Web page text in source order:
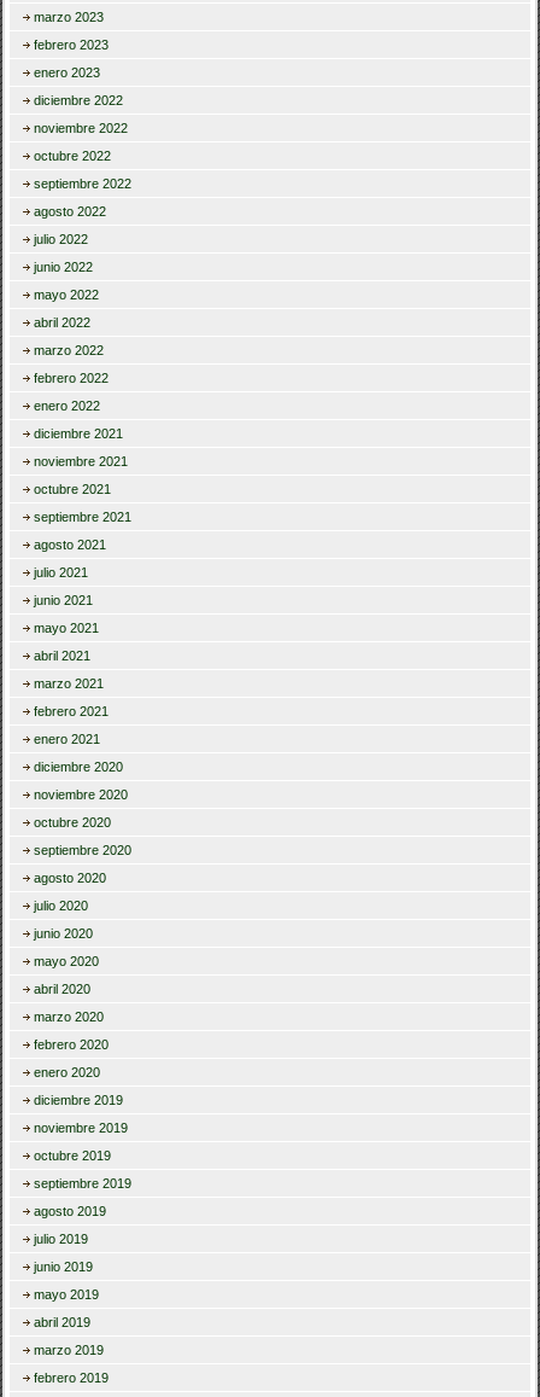
marzo 2023
febrero 2023
enero 2023
diciembre 2022
noviembre 2022
octubre 2022
septiembre 2022
agosto 2022
julio 2022
junio 2022
mayo 2022
abril 2022
marzo 2022
febrero 2022
enero 2022
diciembre 2021
noviembre 2021
octubre 2021
septiembre 2021
agosto 2021
julio 2021
junio 2021
mayo 2021
abril 2021
marzo 2021
febrero 2021
enero 2021
diciembre 2020
noviembre 2020
octubre 2020
septiembre 2020
agosto 2020
julio 2020
junio 2020
mayo 2020
abril 2020
marzo 2020
febrero 2020
enero 2020
diciembre 2019
noviembre 2019
octubre 2019
septiembre 2019
agosto 2019
julio 2019
junio 2019
mayo 2019
abril 2019
marzo 2019
febrero 2019